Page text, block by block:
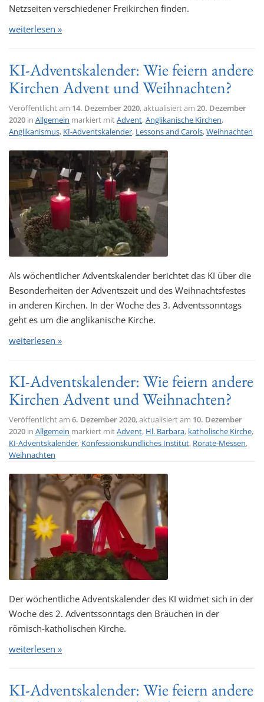
Netzseiten verschiedener Freikirchen finden.
weiterlesen »
KI-Adventskalender: Wie feiern andere
Kirchen Advent und Weihnachten?
Veröffentlicht am 14. Dezember 2020, aktualisiert am 20. Dezember
2020 in Allgemein markiert mitAdvent,Anglikanische Kirchen,
Anglikanismus, KI-Adventskalender, Lessons and Carols,Weihnachten
Als wöchentlicher Adventskalender berichtet das KI über die
Besonderheiten der Adventszeit und des Weihnachtsfestes
in anderen Kirchen. In der Woche des 3. Adventssonntags
geht es um die anglikanische Kirche.
weiterlesen »
KI-Adventskalender: Wie feiern andere
Kirchen Advent und Weihnachten?
Veröffentlicht am 6. Dezember 2020, aktualisiert am 10. Dezember
2020 in Allgemein markiert mitAdvent, Hl. Barbara, katholische Kirche,
KI-Adventskalender, Konfessionskundliches Institut, Rorate-Messen,
Weihnachten
Der wöchentliche Adventskalender des KI widmet sich in der
Woche des 2. Adventssonntags den Bräuchen in der
römisch-katholischen Kirche.
weiterlesen »
KI-Adventskalender: Wie feiern andere